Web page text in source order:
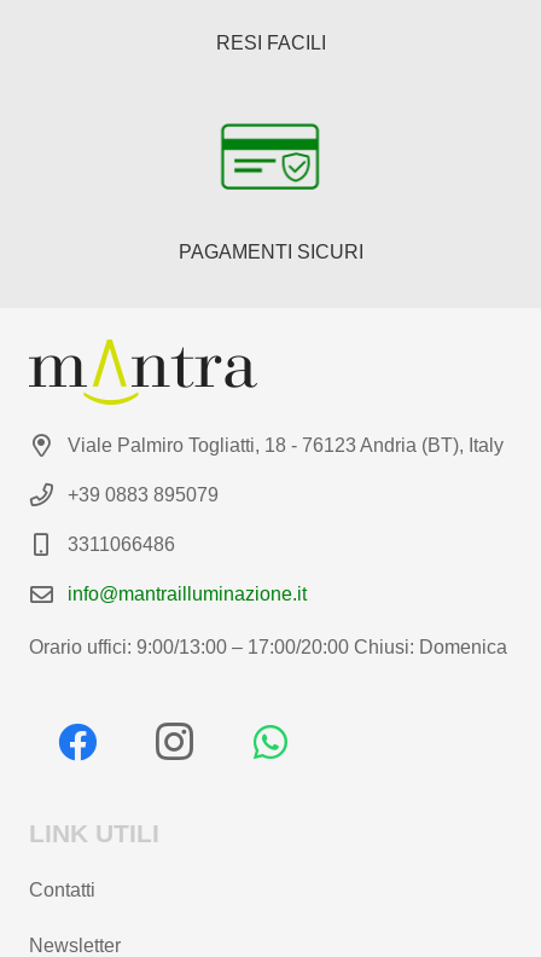
RESI FACILI
PAGAMENTI SICURI
Viale Palmiro Togliatti, 18 - 76123 Andria (BT), Italy
+39 0883 895079
3311066486
info@mantrailluminazione.it
Orario uffici: 9:00/13:00 – 17:00/20:00 Chiusi: Domenica
LINK UTILI
Contatti
Newsletter